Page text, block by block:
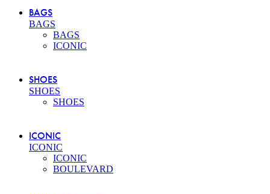
BAGS
BAGS
BAGS
ICONIC
SHOES
SHOES
SHOES
ICONIC
ICONIC
ICONIC
BOULEVARD